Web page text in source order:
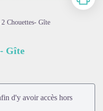
Chouettes- Gîte
Gîte
d'y avoir accès hors